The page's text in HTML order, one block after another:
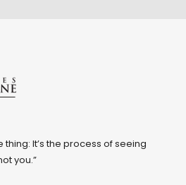
It’s the process of seeing
you.”